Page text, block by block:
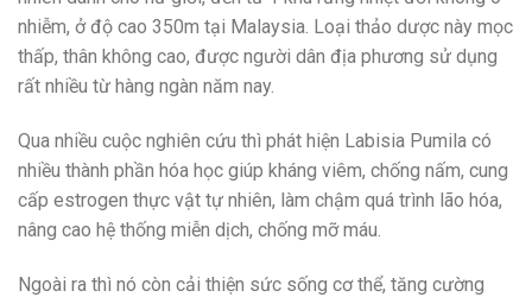
nhiễm, ở độ cao 350m tại Malaysia. Loại thảo dược này mọc
thấp, thân không cao, được người dân địa phương sử dụng
rất nhiều từ hàng ngàn năm nay.
Qua nhiều cuộc nghiên cứu thì phát hiện Labisia Pumila có
nhiều thành phần hóa học giúp kháng viêm, chống nấm, cung
cấp estrogen thực vật tự nhiên, làm chậm quá trình lão hóa,
nâng cao hệ thống miễn dịch, chống mỡ máu.
Ngoài ra thì nó còn cải thiện sức sống cơ thể, tăng cường